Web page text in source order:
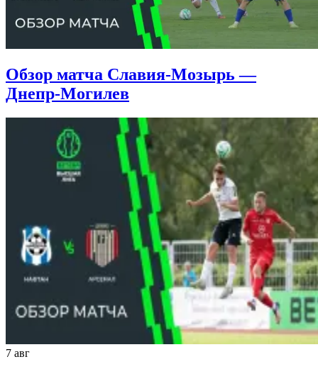
Обзор матча Славия-Мозырь —
Днепр-Могилев
7 авг